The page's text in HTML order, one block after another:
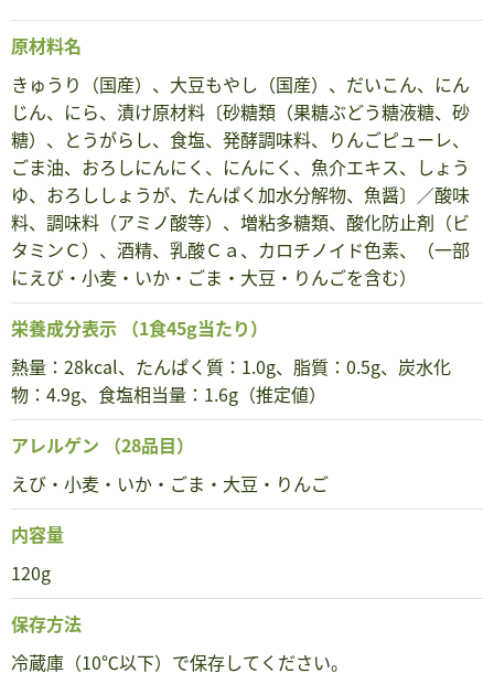
原材料名
きゅうり（国産）、大豆もやし（国産）、だいこん、にん
じん、にら、漬け原材料〔砂糖類（果糖ぶどう糖液糖、砂
糖）、とうがらし、食塩、発酵調味料、りんごピューレ、
ごま油、おろしにんにく、にんにく、魚介エキス、しょう
ゆ、おろししょうが、たんぱく加水分解物、魚醤〕／酸味
料、調味料（アミノ酸等）、増粘多糖類、酸化防止剤（ビ
タミンＣ）、酒精、乳酸Ｃａ、カロチノイド色素、（一部
にえび・小麦・いか・ごま・大豆・りんごを含む）
栄養成分表示 （1食45g当たり）
熱量：28kcal、たんぱく質：1.0g、脂質：0.5g、炭水化
物：4.9g、食塩相当量：1.6g（推定値）
アレルゲン （28品目）
えび・小麦・いか・ごま・大豆・りんご
内容量
120g
保存方法
冷蔵庫（10℃以下）で保存してください。